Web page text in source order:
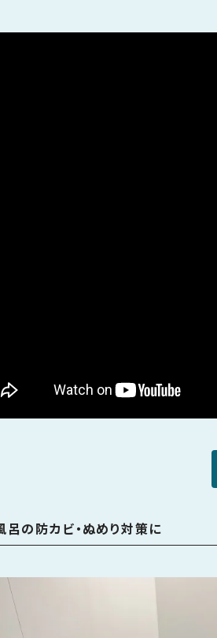
呂の防カビ・ぬめり対策に